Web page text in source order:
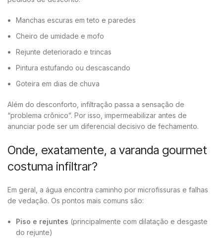
Manchas escuras em teto e paredes
Cheiro de umidade e mofo
Rejunte deteriorado e trincas
Pintura estufando ou descascando
Goteira em dias de chuva
Além do desconforto, infiltração passa a sensação de
“problema crônico”. Por isso, impermeabilizar antes de
anunciar pode ser um diferencial decisivo de fechamento.
Onde, exatamente, a varanda gourmet
costuma infiltrar?
Em geral, a água encontra caminho por microfissuras e falhas
de vedação. Os pontos mais comuns são:
Piso e rejuntes (principalmente com dilatação e desgaste
do rejunte)